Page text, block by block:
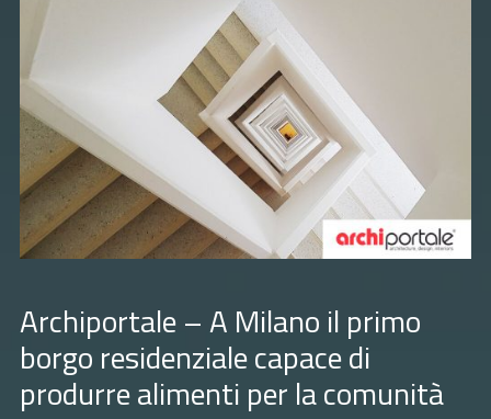
Archiportale – A Milano il primo
borgo residenziale capace di
produrre alimenti per la comunità